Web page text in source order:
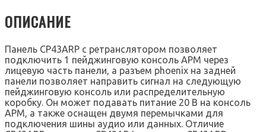
ОПИСАНИЕ
Панель CP43ARP c ретранслятором позволяет
подключить 1 пейджинговую консоль APM через
лицевую часть панели, а разъем phoenix на задней
панели позволяет направить сигнал на следующую
пейджинговую консоль или распределительную
коробку. Он может подавать питание 20 В на консоль
APM, а также оснащен двумя перемычками для
подключения шины аудио или данных. Отличие